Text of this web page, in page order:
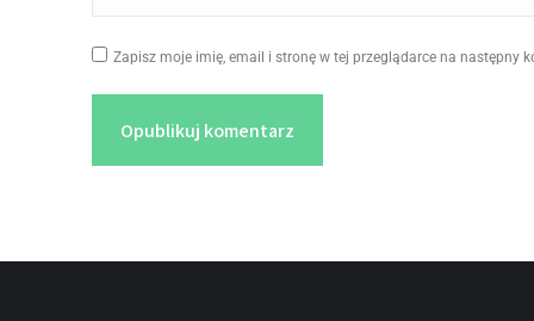
Zapisz moje imię, email i stronę w tej przeglądarce na następny
Opublikuj komentarz